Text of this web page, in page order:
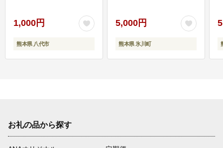
1,000円
熊本県 八代市
5,000円
熊本県 氷川町
お礼の品から探す